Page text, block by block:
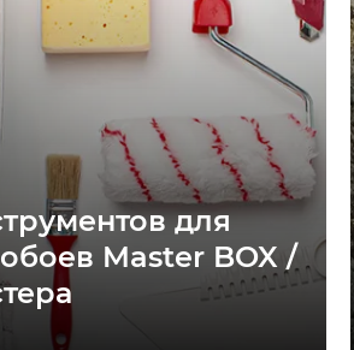
для
Master BOX /